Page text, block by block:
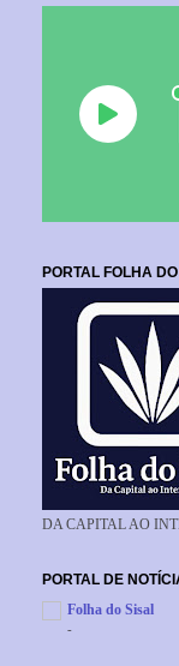
PORTAL FOLHA
DA CAPITAL AO
PORTAL DE
Folha do Sisal
-